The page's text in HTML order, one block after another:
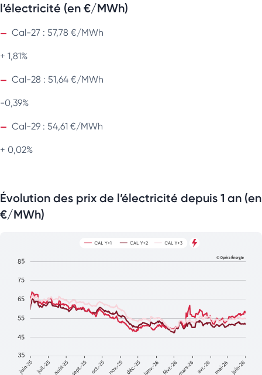
l’électricité (en €/MWh)
Cal-27 : 57,78 €/MWh
+ 1,81%
Cal-28 : 51,64 €/MWh
-0,39%
Cal-29 : 54,61 €/MWh
+ 0,02%
Évolution des prix de l’électricité depuis 1 an (en
€/MWh)